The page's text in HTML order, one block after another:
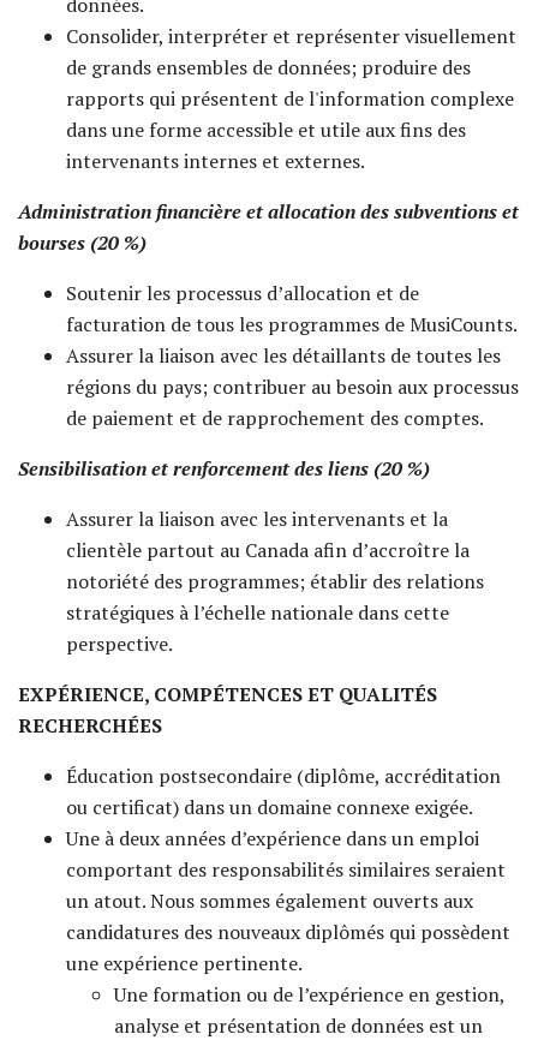
Consolider, interpréter et représenter visuellement
de grands ensembles de données; produire des
rapports qui présentent de l'information complexe
dans une forme accessible et utile aux fins des
intervenants internes et externes.
Administration financière et allocation des subventions et
bourses (20 %)
Soutenir les processus d’allocation et de
facturation de tous les programmes de MusiCounts.
Assurer la liaison avec les détaillants de toutes les
régions du pays; contribuer au besoin aux processus
de paiement et de rapprochement des comptes.
Sensibilisation et renforcement des liens (20 %)
Assurer la liaison avec les intervenants et la
clientèle partout au Canada afin d’accroître la
notoriété des programmes; établir des relations
stratégiques à l’échelle nationale dans cette
perspective.
EXPÉRIENCE, COMPÉTENCES ET QUALITÉS
RECHERCHÉES
Éducation postsecondaire (diplôme, accréditation
ou certificat) dans un domaine connexe exigée.
Une à deux années d’expérience dans un emploi
comportant des responsabilités similaires seraient
un atout. Nous sommes également ouverts aux
candidatures des nouveaux diplômés qui possèdent
une expérience pertinente.
Une formation ou de l’expérience en gestion,
analyse et présentation de données est un